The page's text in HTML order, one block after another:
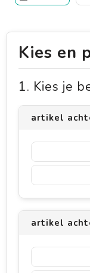
Kies en
1. Kies je
artikel
artikel